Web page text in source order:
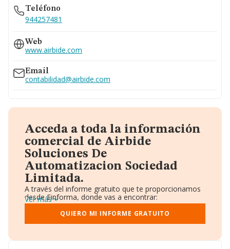
Teléfono
944257481
Web
www.airbide.com
Email
contabilidad@airbide.com
Acceda a toda la información
comercial de Airbide
Soluciones De
Automatizacion Sociedad
Limitada.
A través del informe gratuito que te proporcionamos
desde Einforma, donde vas a encontrar:
Datos identificativos: Denominación, CIF,
Teléfono, Domicilio.
Informe Mercantil Completo (BORME).
Ver más
QUIERO MI INFORME GRATUITO